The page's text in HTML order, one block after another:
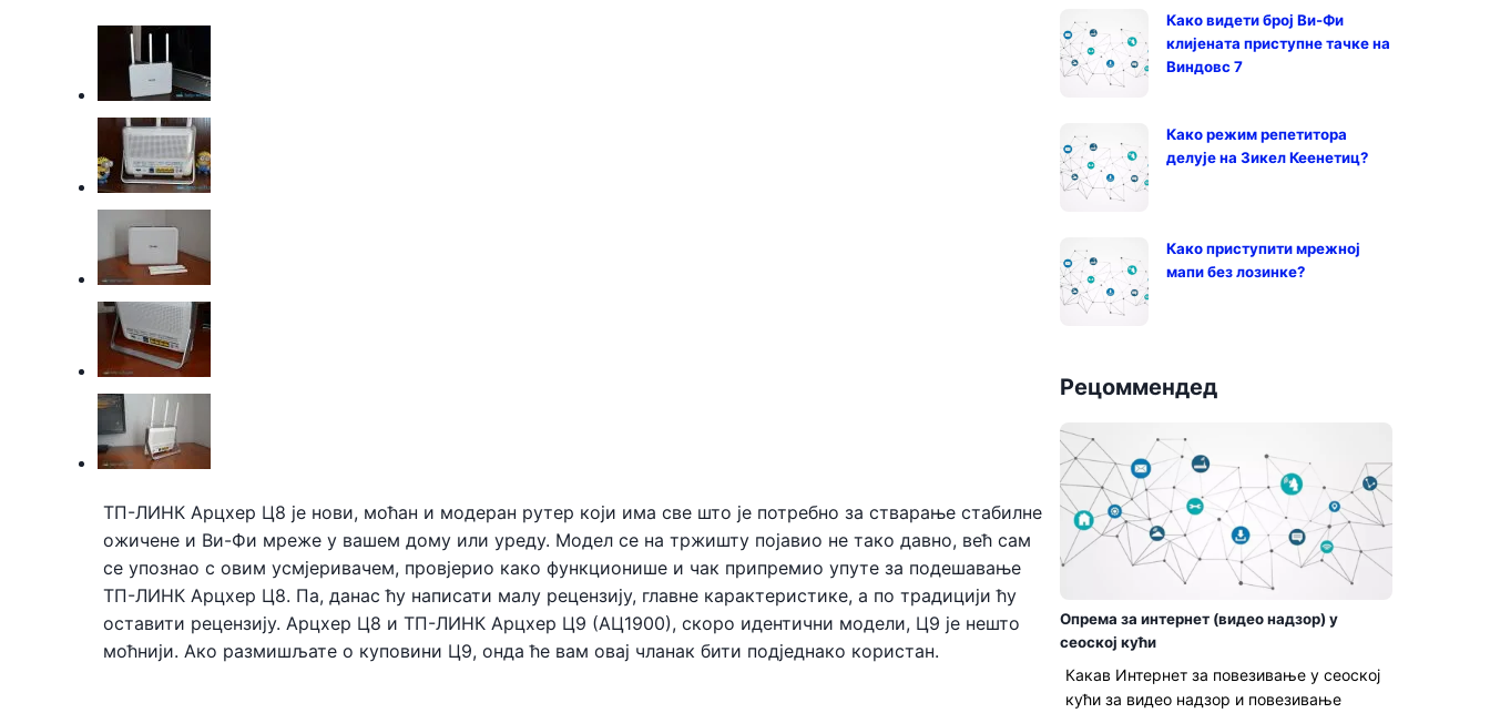
ТП-ЛИНК Арцхер Ц8 је нови, моћан и модеран рутер који има све што је потребно за стварање стабилне
ожичене и Ви-Фи мреже у вашем дому или уреду. Модел се на тржишту појавио не тако давно, већ сам
се упознао с овим усмјеривачем, провјерио како функционише и чак припремио упуте за подешавање
ТП-ЛИНК Арцхер Ц8. Па, данас ћу написати малу рецензију, главне карактеристике, а по традицији ћу
оставити рецензију. Арцхер Ц8 и ТП-ЛИНК Арцхер Ц9 (АЦ1900), скоро идентични модели, Ц9 је нешто
моћнији. Ако размишљате о куповини Ц9, онда ће вам овај чланак бити подједнако користан.
Како видети број Ви-Фи
клијената приступне тачке на
Виндовс 7
Како режим репетитора
делује на Зикел Кеенетиц?
Како приступити мрежној
мапи без лозинке?
Рецоммендед
Опрема за интернет (видео надзор) у
сеоској кући
Какав Интернет за повезивање у сеоској
кући за видео надзор и повезивање